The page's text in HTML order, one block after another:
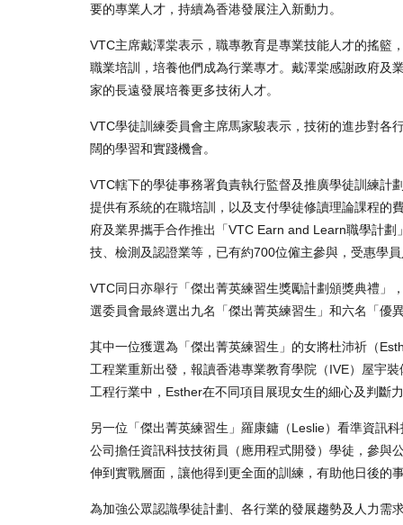
要的專業人才，持續為香港發展注入新動力。
VTC主席戴澤棠表示，職專教育是專業技能人才的搖籃
職業培訓，培養他們成為行業專才。戴澤棠感謝政府及
家的長遠發展培養更多技術人才。
VTC學徒訓練委員會主席馬家駿表示，技術的進步對各
闊的學習和實踐機會。
VTC轄下的學徒事務署負責執行監督及推廣學徒訓練計
提供有系統的在職培訓，以及支付學徒修讀理論課程的
府及業界攜手合作推出「VTC Earn and Learn職學計
技、檢測及認證業等，已有約700位僱主參與，受惠學
VTC同日亦舉行「傑出菁英練習生獎勵計劃頒獎典禮」
選委員會最終選出九名「傑出菁英練習生」和六名「優
其中一位獲選為「傑出菁英練習生」的女將杜沛祈（
工程業重新出發，報讀香港專業教育學院（IVE）屋宇
工程行業中，Esther在不同項目展現女生的細心及判斷
另一位「傑出菁英練習生」羅康鏞（Leslie）看準資訊
公司擔任資訊科技技術員（應用程式開發）學徒，參與
伸到實戰層面，讓他得到更全面的訓練，有助他日後的
為加強公眾認識學徒計劃、各行業的發展趨勢及人力需